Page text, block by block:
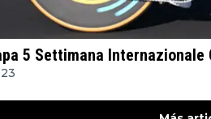
5 Settimana Internazionale